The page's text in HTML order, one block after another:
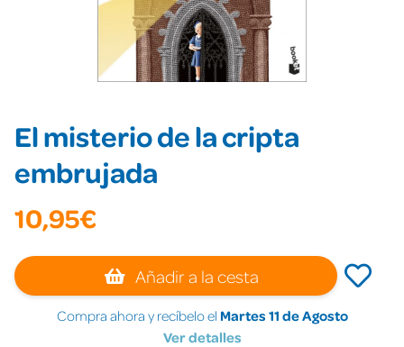
El misterio de la cripta
embrujada
10,95€
Añadir a la cesta
Compra ahora y recíbelo el Martes 11 de Agosto
Ver detalles